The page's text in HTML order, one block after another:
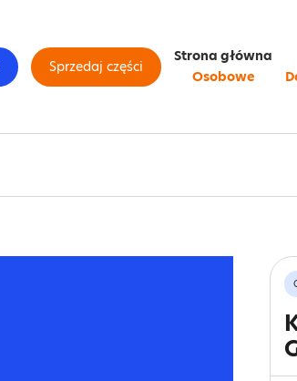
Sprzedaj części
Strona główna
Osobowe